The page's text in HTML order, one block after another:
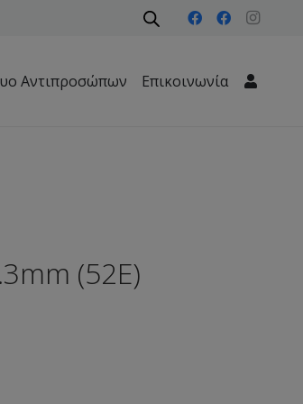
Αντιπροσώπων Επικοινωνία
(52Ε)